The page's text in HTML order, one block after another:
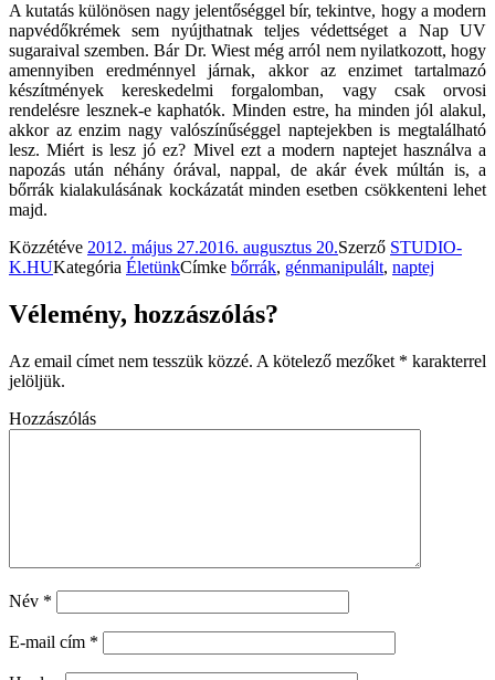
A kutatás különösen nagy jelentőséggel bír, tekintve, hogy a modern
napvédőkrémek sem nyújthatnak teljes védettséget a Nap UV
sugaraival szemben. Bár Dr. Wiest még arról nem nyilatkozott, hogy
amennyiben eredménnyel járnak, akkor az enzimet tartalmazó
készítmények kereskedelmi forgalomban, vagy csak orvosi
rendelésre lesznek-e kaphatók. Minden estre, ha minden jól alakul,
akkor az enzim nagy valószínűséggel naptejekben is megtalálható
lesz. Miért is lesz jó ez? Mivel ezt a modern naptejet használva a
napozás után néhány órával, nappal, de akár évek múltán is, a
bőrrák kialakulásának kockázatát minden esetben csökkenteni lehet
majd.
Közzétéve 2012. május 27.2016. augusztus 20.Szerző STUDIO-
K.HUKategória ÉletünkCímke bőrrák, génmanipulált, naptej
Vélemény, hozzászólás?
Az email címet nem tesszük közzé. A kötelező mezőket * karakterrel
jelöljük.
Hozzászólás
Név *
E-mail cím *